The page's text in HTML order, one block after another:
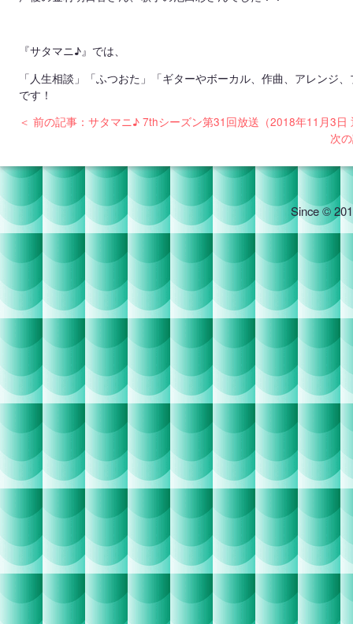
『サタマニ♪』では、
「人生相談」「ふつおた」「ギターやボーカル、作曲、アレン
です！
＜ 前の記事：サタマニ♪ 7thシーズン第31回放送（2018年11月3日
次
Since ©